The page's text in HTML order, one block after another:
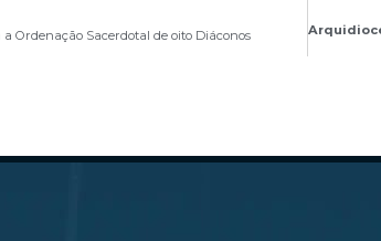
Ordenação Sacerdotal de oito Diáconos